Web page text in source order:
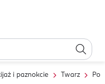
i paznokcie Twarz